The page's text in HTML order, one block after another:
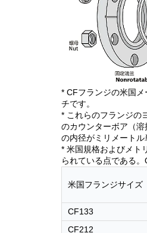
* CFフランジの米国
チです。
* これらのフランジの
のカウンターボア（
の内径がミリメートル
* 米国規格およびメト
られている点である
米国フランジサイズ
CF133
CF212